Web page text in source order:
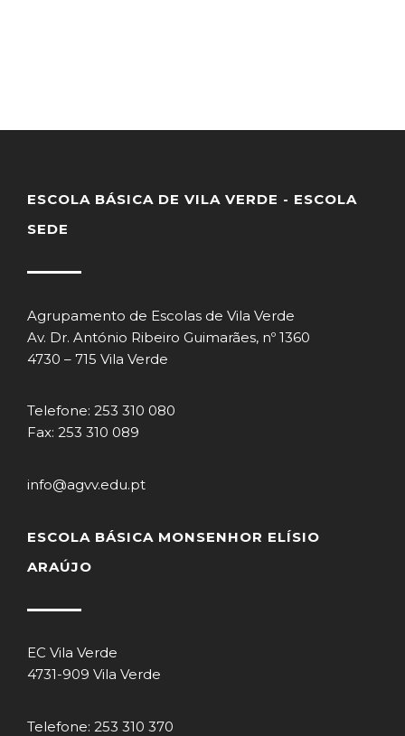
ESCOLA BÁSICA DE VILA VERDE - ESCOLA
SEDE
Agrupamento de Escolas de Vila Verde
Av. Dr. António Ribeiro Guimarães, nº 1360
4730 – 715 Vila Verde
Telefone: 253 310 080
Fax: 253 310 089
info@agvv.edu.pt
ESCOLA BÁSICA MONSENHOR ELÍSIO
ARAÚJO
EC Vila Verde
4731-909 Vila Verde
Telefone: 253 310 370